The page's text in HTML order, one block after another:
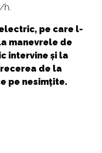
h.
pe care l-
manevrele de
intervine și la
de la
pe nesimțite.